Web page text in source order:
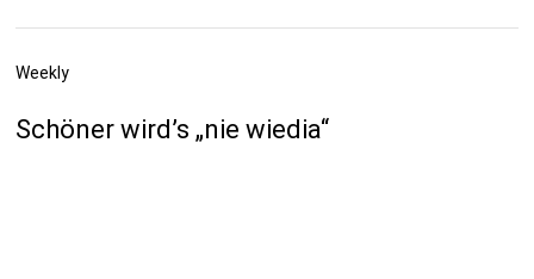
Weekly
Schöner wird’s „nie wiedia“